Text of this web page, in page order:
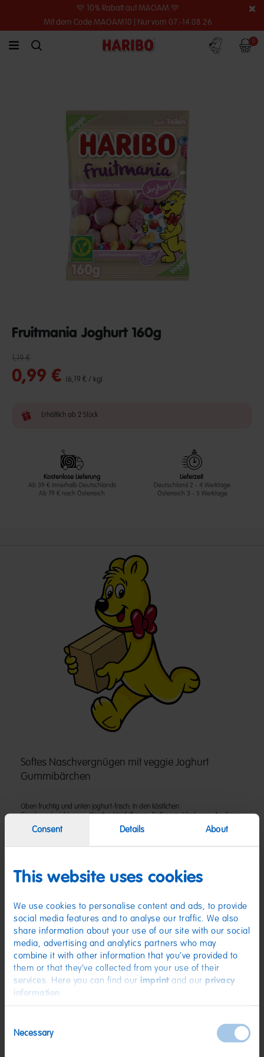
Consent Details About
This website uses cookies
We use cookies to personalise content and ads, to provide
social media features and to analyse our traffic. We also
share information about your use of our site with our social
media, advertising and analytics partners who may
combine it with other information that you’ve provided to
them or that they’ve collected from your use of their
services. Here you can find our imprintand our privacy
information
Selection
Necessary
💛 10% Rabatt auf MAOAM 💛
Mit dem Code MAOAM10 | Nur vom 07.-14.08.26
link.header.menu.label
simplesearch.search.label
Konto 0
Fruitmania Joghurt 160g
undefined out of 5 Customer Rating
1,19 €
0,99 € (6,19 € / kg)
Erhältlich ab 2 Stück
Kostenlose Lieferung
Ab 39 € innerhalb Deutschlands
Ab 79 € nach Österreich
Lieferzeit
Deutschland 2 - 4 Werktage
Österreich 3 - 5 Werktage
Softes Naschvergnügen mit veggie Joghurt
Gummibärchen
Oben fruchtig und unten joghurt-frisch: In den köstlichen
Geschmacksrichtungen Kirsche, Heidelbeere, Erdbeere, Himbeere, Aprikose
und Pfirsich-Maracuja bietet HARIBO Fruitmania Joghurt in Kombination mit
softem Joghurtgeschmack unwiderstehlichen Nasch-Spaß. Dieses Produkt
Zutaten
(D) Fruchtgummi mit 6 % Magermilchjoghurtpulver und 10 % Fruchtsaft
aus Fruchtsaftkonzentrat (im farbigen Fruchtgummianteil) | Zutaten:
Glukosesirup; Zucker; modifizierte Stärke;
MAGERMILCHJOGHURTPULVER; Fruchtsaft aus Fruchtsaftkonzentrat:
Erdbeere, Himbeere, Pfirsich, Heidelbeere, Aprikose, Kirsche; Wasser;
Säuerungsmittel: Citronensäure, Äpfelsäure, Weinsäure; hydrolysiertes
MILCHEIWEISS; Sonnenblumenöl; Frucht- und Pflanzenkonzentrate:
Karotte, Saflor, Rettich, Apfel, Hibiskus, Zitrone, Spirulina, Heidelbeere,
Schwarze Johannisbeere; Aroma; Überzugsmittel: Bienenwachs weiß
und gelb. Kann Spuren von WEIZEN enthalten.